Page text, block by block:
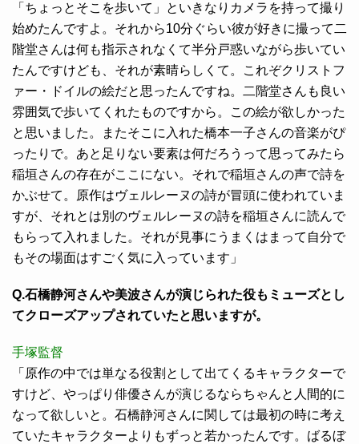
「ちょっとそこを歩いて」といきなりカメラを持って撮り
始めたんですよ。それから10分ぐらい彼が好きに撮って二
階堂さんは何も指示されなくて半分戸惑いながら歩いてい
たんですけども、それが素晴らしくて。これぞクリストフ
ァー・ドイルの絵だと思ったんですね。二階堂さんも良い
雰囲気で歩いてくれたものですから。この絵が欲しかった
と思いました。またそこに入れた橋本一子さんの音楽がぴ
ったりで。あと足りない要素は何だろうって思ってみたら
稲垣さんの存在がここにない。それで稲垣さんの声で詩を
かぶせて。原作はヴェルレーヌの詩が冒頭に使われていま
すが、それとは別のヴェルレーヌの詩を稲垣さんに読んで
もらって入れました。それが見事にうまくはまって自分で
もその場面はすごく気に入っています」
Q.石橋静河さんや美波さんが演じられた役もミューズとし
てクローズアップされていたと思いますが。
手塚監督
「原作の中では単なる役割として出てくるキャラクターで
すけど、やっぱり俳優さんが演じるならちゃんと人間的に
なって欲しいと。石橋静河さんに関しては最初の時に考え
ていたキャラクターよりもずっと若かったんです。ばるぼ